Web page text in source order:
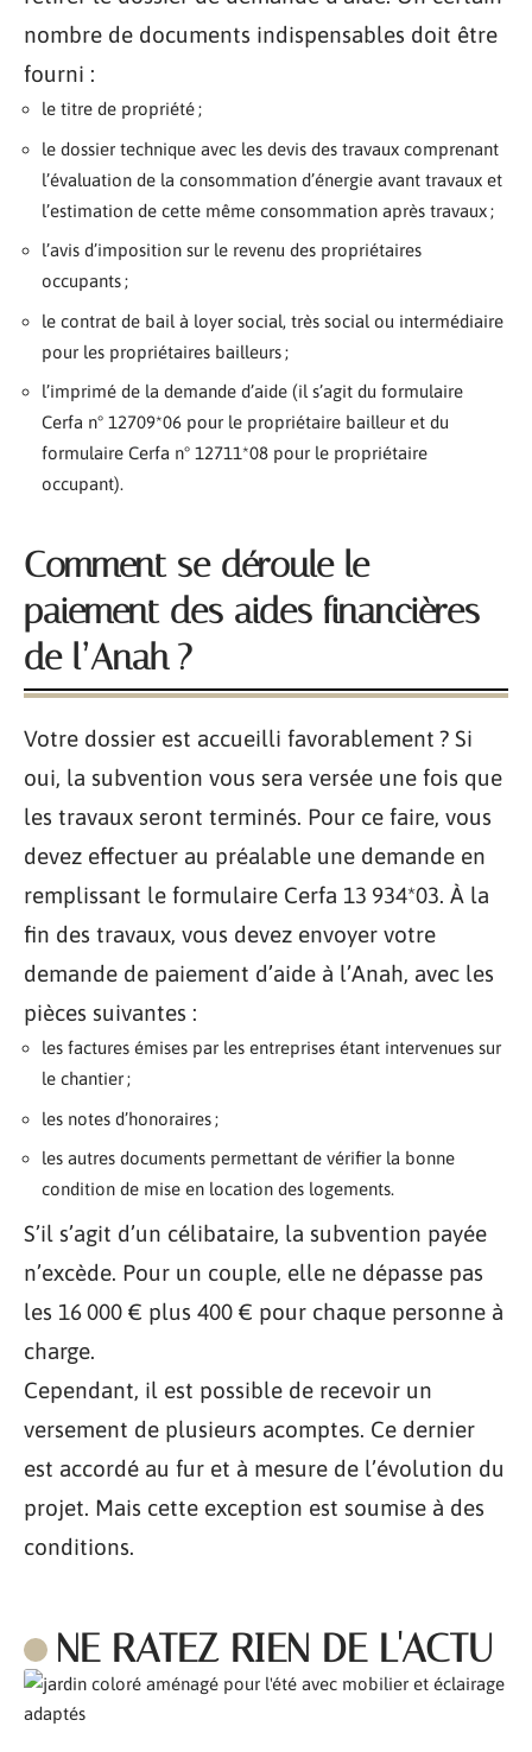
nombre de documents indispensables doit être
fourni :
le titre de propriété ;
le dossier technique avec les devis des travaux comprenant
l’évaluation de la consommation d’énergie avant travaux et
l’estimation de cette même consommation après travaux ;
l’avis d’imposition sur le revenu des propriétaires
occupants ;
le contrat de bail à loyer social, très social ou intermédiaire
pour les propriétaires bailleurs ;
l’imprimé de la demande d’aide (il s’agit du formulaire
Cerfa n° 12709*06 pour le propriétaire bailleur et du
formulaire Cerfa n° 12711*08 pour le propriétaire
occupant).
Comment se déroule le
paiement des aides financières
de l’Anah ?
Votre dossier est accueilli favorablement ? Si
oui, la subvention vous sera versée une fois que
les travaux seront terminés. Pour ce faire, vous
devez effectuer au préalable une demande en
remplissant le formulaire Cerfa 13 934*03. À la
fin des travaux, vous devez envoyer votre
demande de paiement d’aide à l’Anah, avec les
pièces suivantes :
les factures émises par les entreprises étant intervenues sur
le chantier ;
les notes d’honoraires ;
les autres documents permettant de vérifier la bonne
condition de mise en location des logements.
S’il s’agit d’un célibataire, la subvention payée
n’excède. Pour un couple, elle ne dépasse pas
les 16 000 € plus 400 € pour chaque personne à
charge.
Cependant, il est possible de recevoir un
versement de plusieurs acomptes. Ce dernier
est accordé au fur et à mesure de l’évolution du
projet. Mais cette exception est soumise à des
conditions.
NE RATEZ RIEN DE L'ACTU